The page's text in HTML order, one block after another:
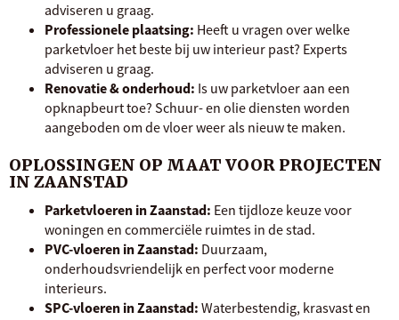
adviseren u graag.
Professionele plaatsing: Heeft u vragen over welke
parketvloer het beste bij uw interieur past? Experts
adviseren u graag.
Renovatie & onderhoud: Is uw parketvloer aan een
opknapbeurt toe? Schuur- en olie diensten worden
aangeboden om de vloer weer als nieuw te maken.
OPLOSSINGEN OP MAAT VOOR PROJECTEN
IN ZAANSTAD
Parketvloeren in Zaanstad: Een tijdloze keuze voor
woningen en commerciële ruimtes in de stad.
PVC-vloeren in Zaanstad: Duurzaam,
onderhoudsvriendelijk en perfect voor moderne
interieurs.
SPC-vloeren in Zaanstad: Waterbestendig, krasvast en